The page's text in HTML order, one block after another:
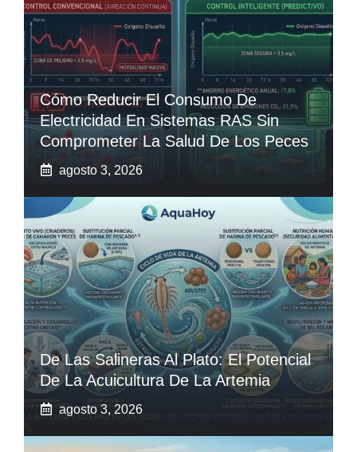
Cómo Reducir El Consumo De
Electricidad En Sistemas RAS Sin
Comprometer La Salud De Los Peces
agosto 3, 2026
De Las Salineras Al Plato: El Potencial
De La Acuicultura De La Artemia
agosto 3, 2026